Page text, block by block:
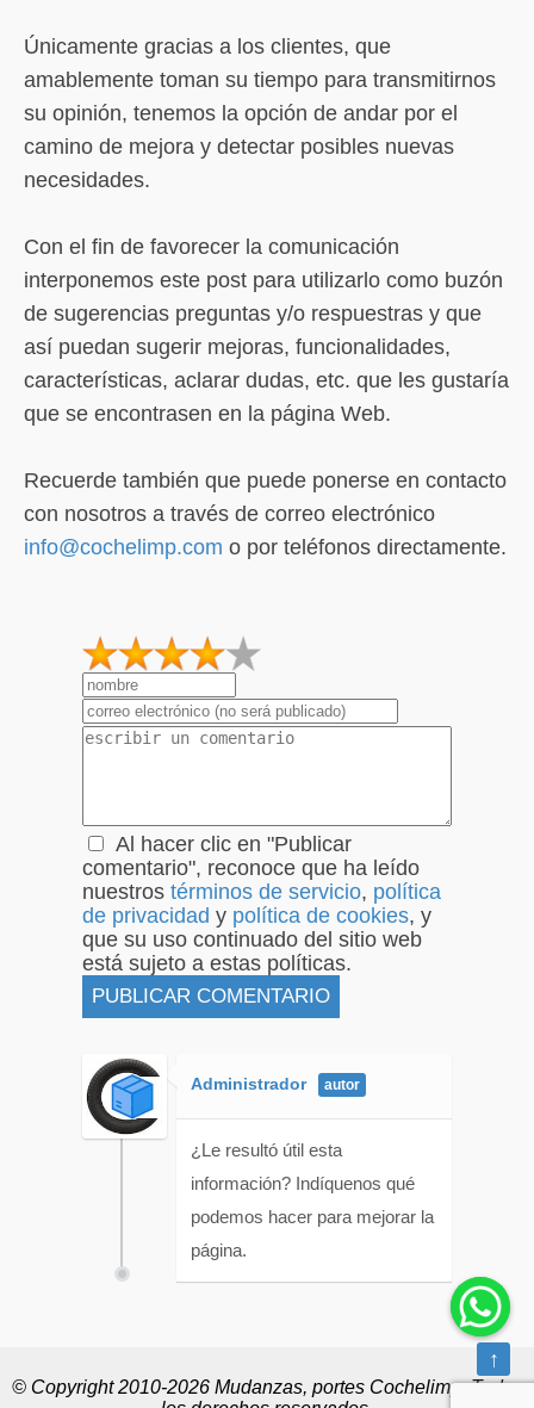
Únicamente gracias a los clientes, que
amablemente toman su tiempo para transmitirnos
su opinión, tenemos la opción de andar por el
camino de mejora y detectar posibles nuevas
necesidades.
Con el fin de favorecer la comunicación
interponemos este post para utilizarlo como buzón
de sugerencias preguntas y/o respuestras y que
así puedan sugerir mejoras, funcionalidades,
características, aclarar dudas, etc. que les gustaría
que se encontrasen en la página Web.
Recuerde también que puede ponerse en contacto
con nosotros a través de correo electrónico
info@cochelimp.com o por teléfonos directamente.
2
1
Al hacer clic en "Publicar
comentario", reconoce que ha leído
nuestros términos de servicio, política
de privacidad y política de cookies, y
que su uso continuado del sitio web
está sujeto a estas políticas.
Administrador
¿Le resultó útil esta
información? Indíquenos qué
podemos hacer para mejorar la
página.
© Copyright 2010-2026 Mudanzas, portes Cochelimp. Todos
↑